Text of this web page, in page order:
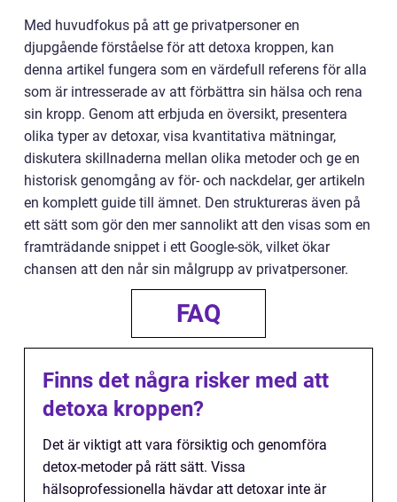
Med huvudfokus på att ge privatpersoner en
djupgående förståelse för att detoxa kroppen, kan
denna artikel fungera som en värdefull referens för alla
som är intresserade av att förbättra sin hälsa och rena
sin kropp. Genom att erbjuda en översikt, presentera
olika typer av detoxar, visa kvantitativa mätningar,
diskutera skillnaderna mellan olika metoder och ge en
historisk genomgång av för- och nackdelar, ger artikeln
en komplett guide till ämnet. Den struktureras även på
ett sätt som gör den mer sannolikt att den visas som en
framträdande snippet i ett Google-sök, vilket ökar
chansen att den når sin målgrupp av privatpersoner.
FAQ
Finns det några risker med att
detoxa kroppen?
Det är viktigt att vara försiktig och genomföra
detox-metoder på rätt sätt. Vissa
hälsoprofessionella hävdar att detoxar inte är